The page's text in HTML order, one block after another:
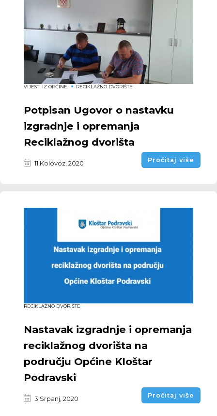
VIJESTI IZ OPĆINE RECIKLAŽNO DVORIŠTE
Potpisan Ugovor o nastavku
izgradnje i opremanja
Reciklažnog dvorišta
11 Kolovoz, 2020 Pročitaj više
RECIKLAŽNO DVORIŠTE
Nastavak izgradnje i opremanja
reciklažnog dvorišta na
području Općine Kloštar
Podravski
3 Srpanj, 2020 Pročitaj više